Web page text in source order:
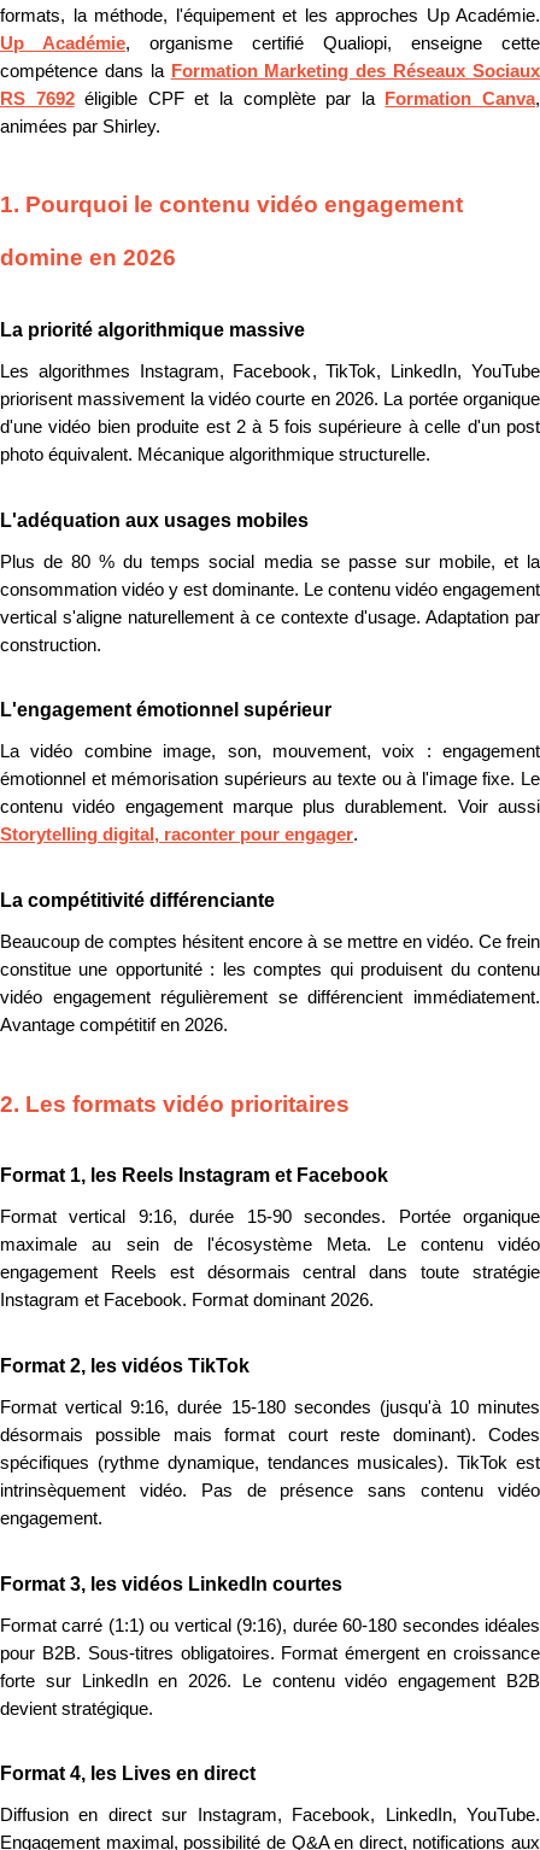
formats, la méthode, l'équipement et les approches Up Académie.
Up Académie, organisme certifié Qualiopi, enseigne cette
compétence dans la Formation Marketing des Réseaux Sociaux
RS 7692éligible CPF et la complète par la Formation Canva,
animées par Shirley.
1. Pourquoi le contenu vidéo engagement
domine en 2026
La priorité algorithmique massive
Les algorithmes Instagram, Facebook, TikTok, LinkedIn, YouTube
priorisent massivement la vidéo courte en 2026. La portée organique
d'une vidéo bien produite est 2 à 5 fois supérieure à celle d'un post
photo équivalent. Mécanique algorithmique structurelle.
L'adéquation aux usages mobiles
Plus de 80 % du temps social media se passe sur mobile, et la
consommation vidéo y est dominante. Le contenu vidéo engagement
vertical s'aligne naturellement à ce contexte d'usage. Adaptation par
construction.
L'engagement émotionnel supérieur
La vidéo combine image, son, mouvement, voix : engagement
émotionnel et mémorisation supérieurs au texte ou à l'image fixe. Le
contenu vidéo engagement marque plus durablement. Voir aussi
Storytelling digital, raconter pour engager.
La compétitivité différenciante
Beaucoup de comptes hésitent encore à se mettre en vidéo. Ce frein
constitue une opportunité : les comptes qui produisent du contenu
vidéo engagement régulièrement se différencient immédiatement.
Avantage compétitif en 2026.
2. Les formats vidéo prioritaires
Format 1, les Reels Instagram et Facebook
Format vertical 9:16, durée 15-90 secondes. Portée organique
maximale au sein de l'écosystème Meta. Le contenu vidéo
engagement Reels est désormais central dans toute stratégie
Instagram et Facebook. Format dominant 2026.
Format 2, les vidéos TikTok
Format vertical 9:16, durée 15-180 secondes (jusqu'à 10 minutes
désormais possible mais format court reste dominant). Codes
spécifiques (rythme dynamique, tendances musicales). TikTok est
intrinsèquement vidéo. Pas de présence sans contenu vidéo
engagement.
Format 3, les vidéos LinkedIn courtes
Format carré (1:1) ou vertical (9:16), durée 60-180 secondes idéales
pour B2B. Sous-titres obligatoires. Format émergent en croissance
forte sur LinkedIn en 2026. Le contenu vidéo engagement B2B
devient stratégique.
Format 4, les Lives en direct
Diffusion en direct sur Instagram, Facebook, LinkedIn, YouTube.
Engagement maximal, possibilité de Q&A en direct, notifications aux